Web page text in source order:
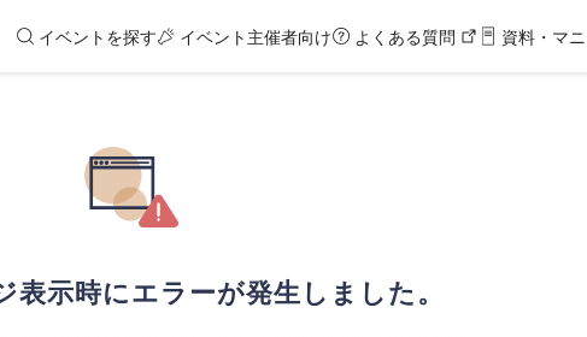
イベントを探す イベント主催者向け よくある質問 資料・マ
表示時にエラーが発生しました。